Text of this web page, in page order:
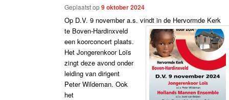
Geplaatst op9 oktober 2024
Op D.V. 9 november a.s. vindt in de Hervormde Kerk
te Boven-Hardinxveld
een koorconcert plaats.
Het Jongerenkoor Loïs
zingt deze avond onder
leiding van dirigent
Peter Wildeman. Ook
het